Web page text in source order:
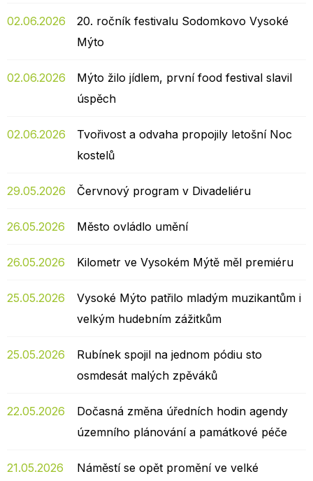
02.06.2026
20. ročník festivalu Sodomkovo Vysoké
Mýto
02.06.2026
Mýto žilo jídlem, první food festival slavil
úspěch
02.06.2026
Tvořivost a odvaha propojily letošní Noc
kostelů
29.05.2026 Červnový program v Divadeliéru
26.05.2026 Město ovládlo umění
26.05.2026 Kilometr ve Vysokém Mýtě měl premiéru
25.05.2026
Vysoké Mýto patřilo mladým muzikantům i
velkým hudebním zážitkům
25.05.2026
Rubínek spojil na jednom pódiu sto
osmdesát malých zpěváků
22.05.2026
Dočasná změna úředních hodin agendy
územního plánování a památkové péče
21.05.2026
Náměstí se opět promění ve velké